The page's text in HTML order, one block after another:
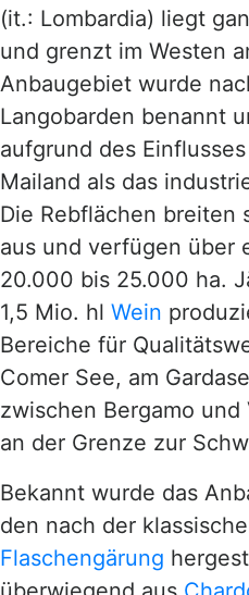
(it.: Lombardia) liegt
und grenzt im Westen
Anbaugebiet wurde
Langobarden benannt
aufgrund des
Mailand als das
Die Rebflächen breiten
aus und verfügen über
20.000 bis 25.000 ha.
1,5 Mio. hl Wein
Bereiche für
Comer See, am
zwischen Bergamo
an der Grenze zur
Bekannt wurde das
den nach der
Flaschengärung